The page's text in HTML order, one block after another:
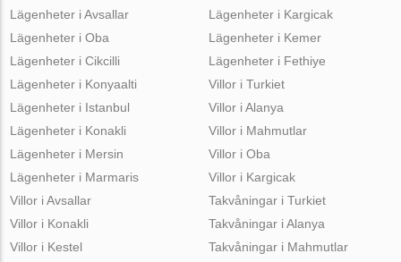
Lägenheter i Avsallar
Lägenheter i Oba
Lägenheter i Cikcilli
Lägenheter i Kargicak
Lägenheter i Kemer
Lägenheter i Fethiye
Lägenheter i Konyaalti
Lägenheter i Istanbul
Lägenheter i Konakli
Lägenheter i Mersin
Lägenheter i Marmaris
Villor i Turkiet
Villor i Alanya
Villor i Mahmutlar
Villor i Oba
Villor i Kargicak
Villor i Avsallar
Villor i Konakli
Villor i Kestel
Takvåningar i Turkiet
Takvåningar i Alanya
Takvåningar i Mahmutlar